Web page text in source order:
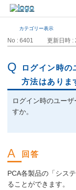
カテゴリー表示
No : 6401 更新日時 :
ログイン時
方法はありま
ログイン時のユー
すか。
PCA各製品の「シス
ることができます。